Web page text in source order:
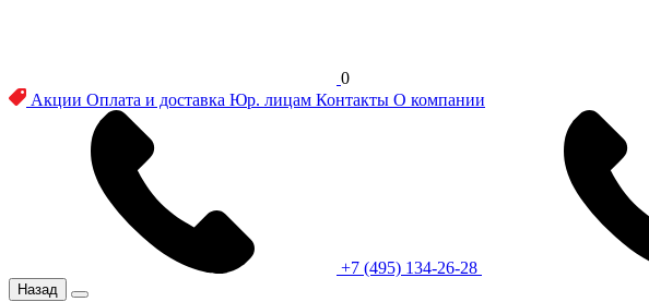
0
Акции Оплата и доставка Юр. лицам Контакты О компании
+7 (495) 134-26-28
Назад